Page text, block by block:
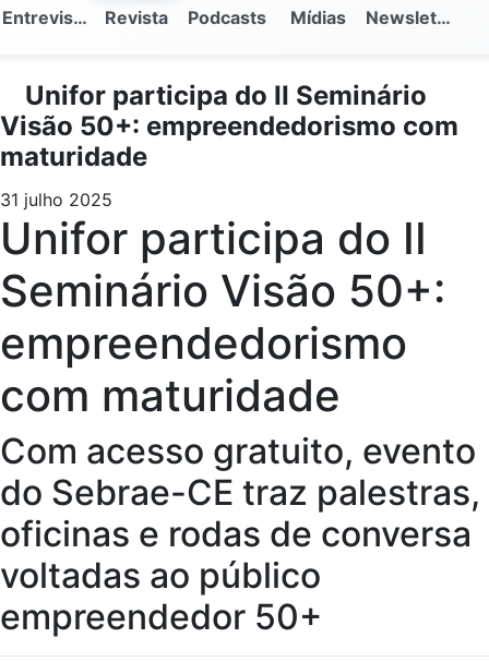
Entrevistas Revista Podcasts Mídias Newsletter
Unifor participa do II Seminário
Visão 50+: empreendedorismo com
maturidade
31 julho 2025
Unifor participa do II
Seminário Visão 50+:
empreendedorismo
com maturidade
Com acesso gratuito, evento
do Sebrae-CE traz palestras,
oficinas e rodas de conversa
voltadas ao público
empreendedor 50+